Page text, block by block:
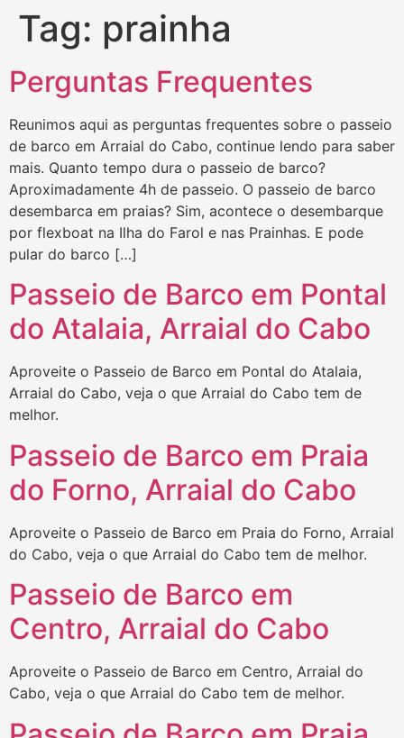
Tag: prainha
Perguntas Frequentes
Reunimos aqui as perguntas frequentes sobre o passeio
de barco em Arraial do Cabo, continue lendo para saber
mais. Quanto tempo dura o passeio de barco?
Aproximadamente 4h de passeio. O passeio de barco
desembarca em praias? Sim, acontece o desembarque
por flexboat na Ilha do Farol e nas Prainhas. E pode
pular do barco […]
Passeio de Barco em Pontal
do Atalaia, Arraial do Cabo
Aproveite o Passeio de Barco em Pontal do Atalaia,
Arraial do Cabo, veja o que Arraial do Cabo tem de
melhor.
Passeio de Barco em Praia
do Forno, Arraial do Cabo
Aproveite o Passeio de Barco em Praia do Forno, Arraial
do Cabo, veja o que Arraial do Cabo tem de melhor.
Passeio de Barco em
Centro, Arraial do Cabo
Aproveite o Passeio de Barco em Centro, Arraial do
Cabo, veja o que Arraial do Cabo tem de melhor.